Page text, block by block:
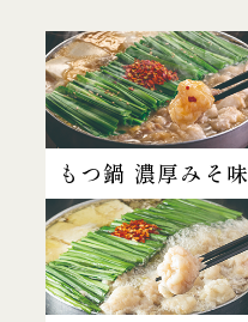
もつ鍋 濃厚みそ味